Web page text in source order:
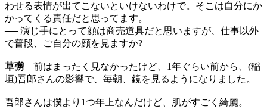
わせる表情が出てこないといけないわけで。そこは自分にか
かってくる責任だと思ってます。
── 演じ手にとって顔は商売道具だと思いますが、仕事以外
で普段、ご自分の顔を見ますか?
草彅 前はまったく見なかったけど、1年ぐらい前から、(稲
垣)吾郎さんの影響で、毎朝、鏡を見るようになりました。
吾郎さんは僕より1つ年上なんだけど、肌がすごく綺麗。